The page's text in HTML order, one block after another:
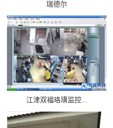
瑞德尔
江津双福珞璜监控...